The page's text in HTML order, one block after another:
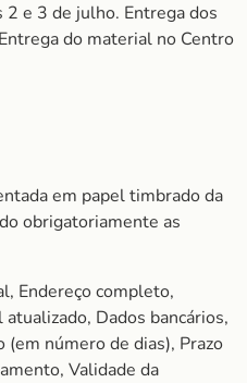
2 e 3 de julho. Entrega dos
do material no Centro
em papel timbrado da
obrigatoriamente as
Endereço completo,
Dados bancários,
(em número de dias), Prazo
Validade da